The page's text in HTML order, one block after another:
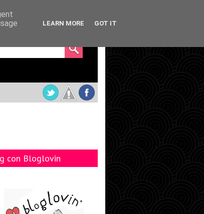
con Bloglovin
LEARN MORE GOT IT